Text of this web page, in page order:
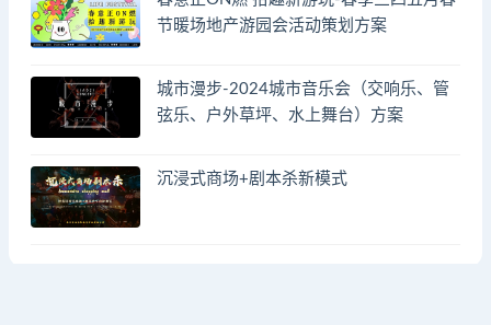
节暖场地产游园会活动策划方案
城市漫步-2024城市音乐会（交响乐、管
弦乐、户外草坪、水上舞台）方案
沉浸式商场+剧本杀新模式